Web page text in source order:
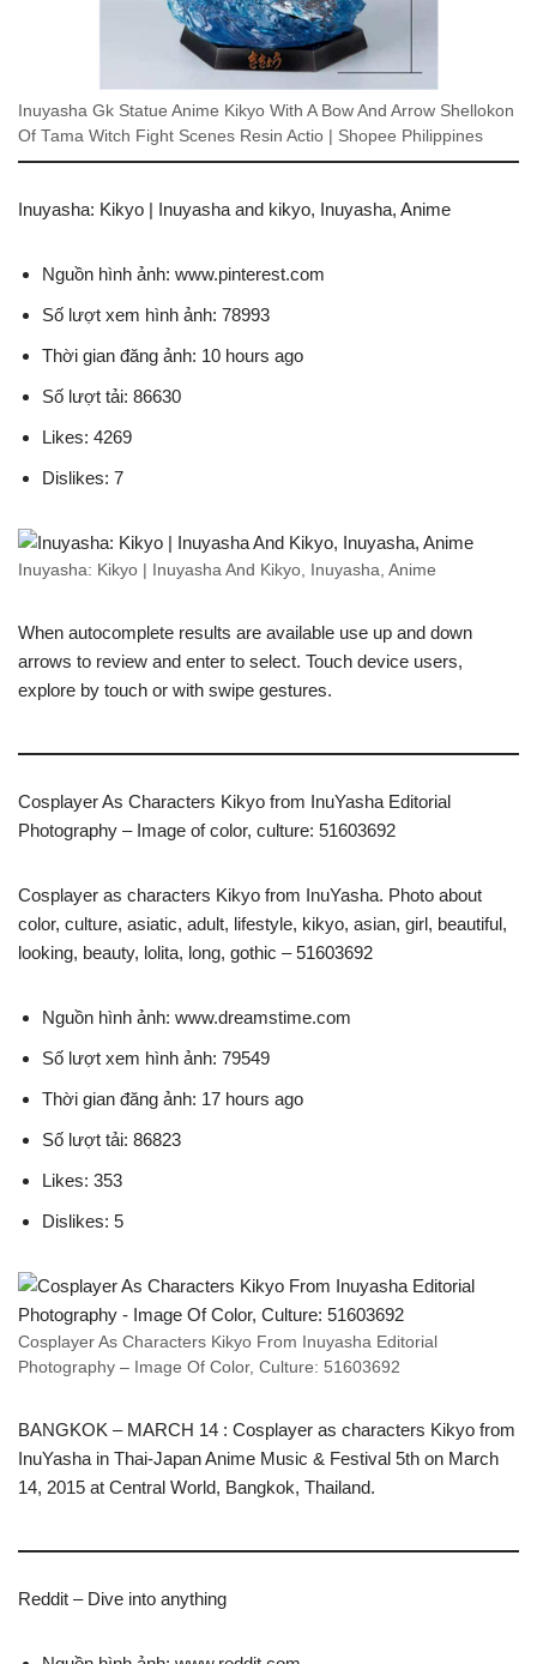
Inuyasha Gk Statue Anime Kikyo With A Bow And Arrow Shellokon
Of Tama Witch Fight Scenes Resin Actio | Shopee Philippines
Inuyasha: Kikyo | Inuyasha and kikyo, Inuyasha, Anime
Nguồn hình ảnh: www.pinterest.com
Số lượt xem hình ảnh: 78993
Thời gian đăng ảnh: 10 hours ago
Số lượt tải: 86630
Likes: 4269
Dislikes: 7
Inuyasha: Kikyo | Inuyasha And Kikyo, Inuyasha, Anime
When autocomplete results are available use up and down
arrows to review and enter to select. Touch device users,
explore by touch or with swipe gestures.
Cosplayer As Characters Kikyo from InuYasha Editorial
Photography – Image of color, culture: 51603692
Cosplayer as characters Kikyo from InuYasha. Photo about
color, culture, asiatic, adult, lifestyle, kikyo, asian, girl, beautiful,
looking, beauty, lolita, long, gothic – 51603692
Nguồn hình ảnh: www.dreamstime.com
Số lượt xem hình ảnh: 79549
Thời gian đăng ảnh: 17 hours ago
Số lượt tải: 86823
Likes: 353
Dislikes: 5
Cosplayer As Characters Kikyo From Inuyasha Editorial
Photography – Image Of Color, Culture: 51603692
BANGKOK – MARCH 14 : Cosplayer as characters Kikyo from
InuYasha in Thai-Japan Anime Music & Festival 5th on March
14, 2015 at Central World, Bangkok, Thailand.
Reddit – Dive into anything